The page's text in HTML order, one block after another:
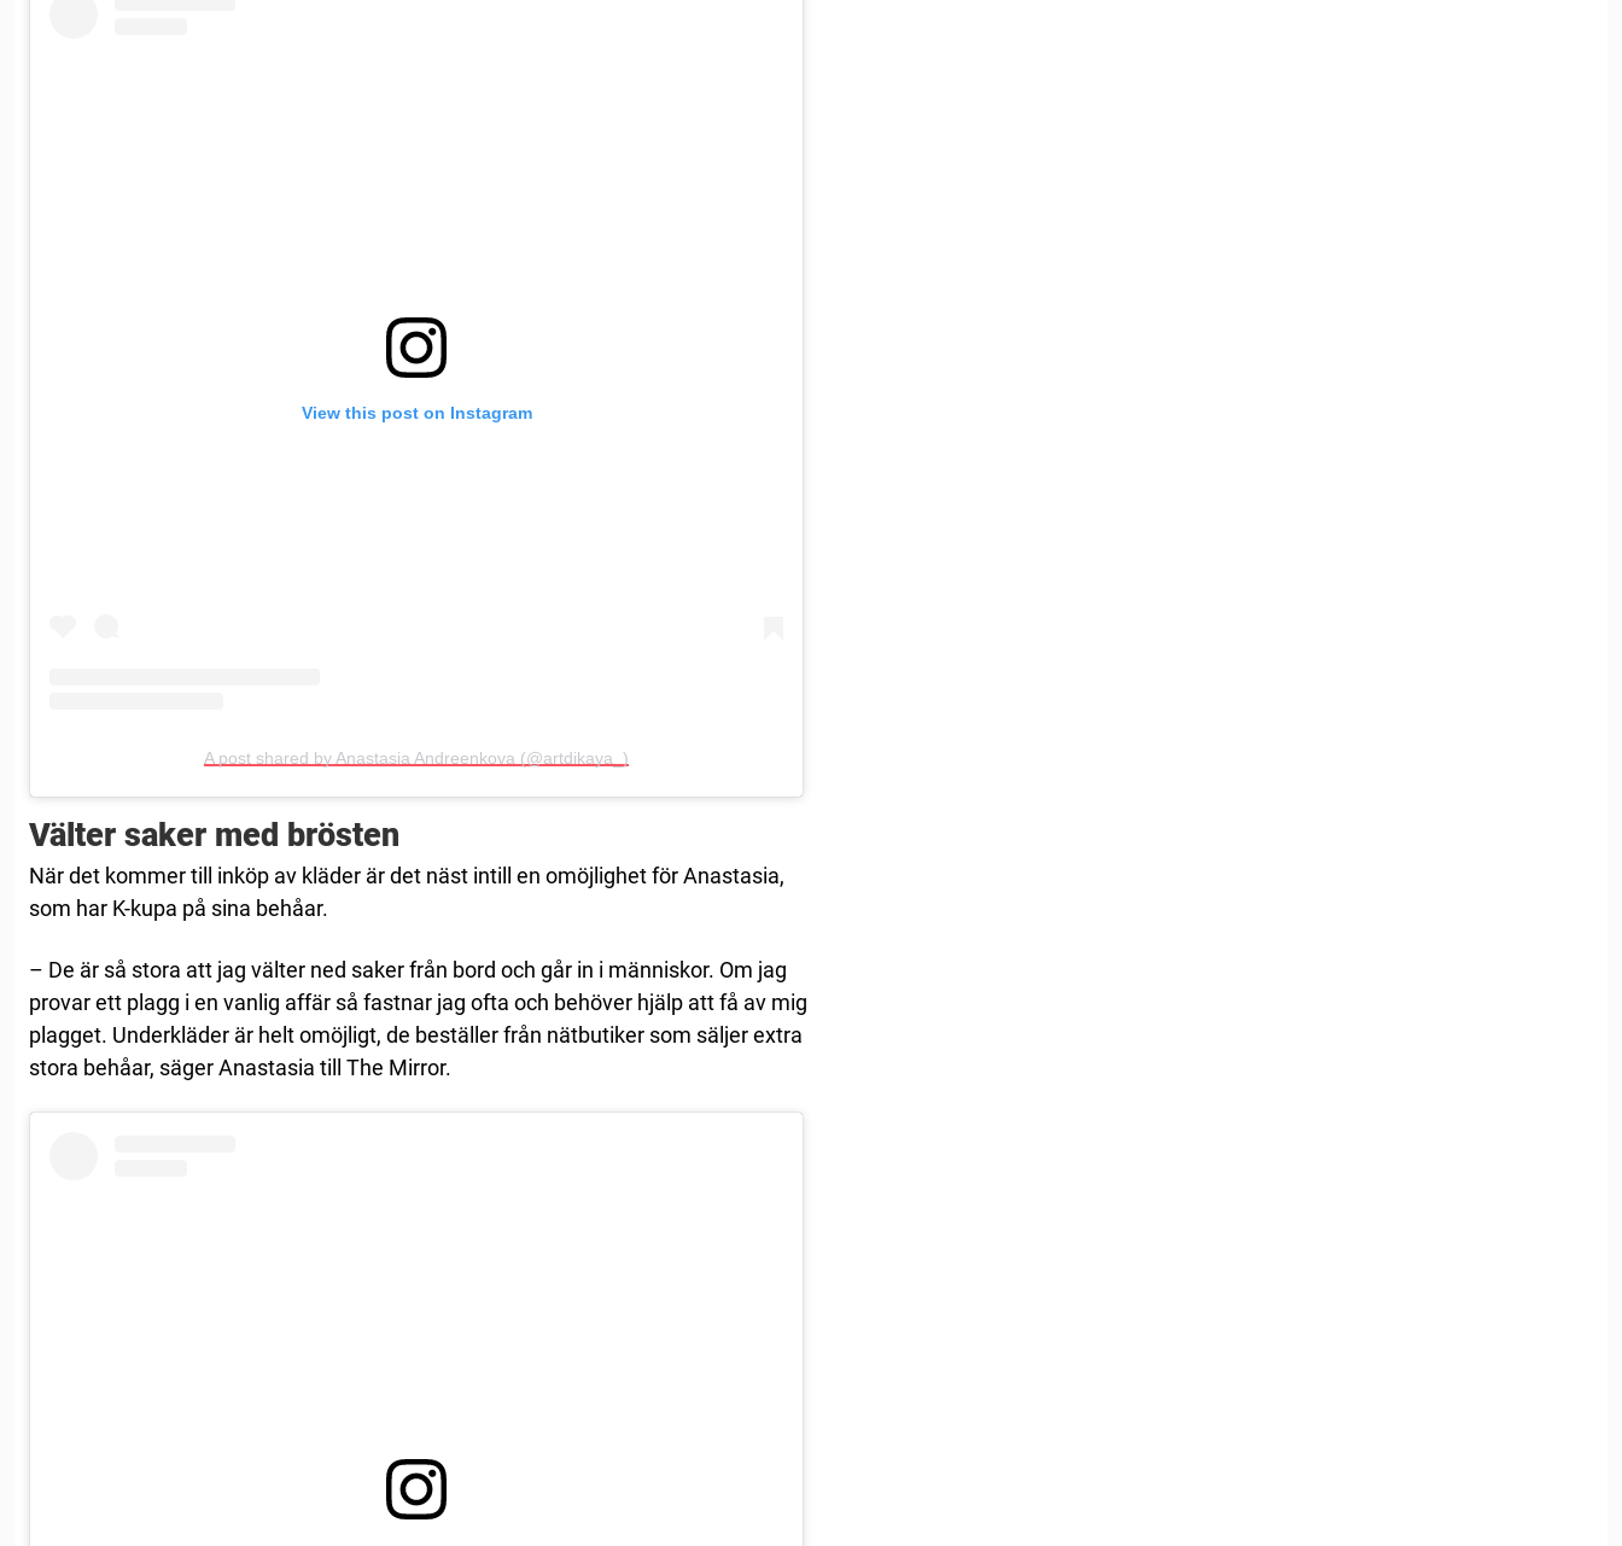
View this post on Instagram
A post shared by Anastasia Andreenkova (@artdikaya_)
Välter saker med brösten
När det kommer till inköp av kläder är det näst intill en omöjlighet för Anastasia,
som har K-kupa på sina behåar.
– De är så stora att jag välter ned saker från bord och går in i människor. Om jag
provar ett plagg i en vanlig affär så fastnar jag ofta och behöver hjälp att få av mig
plagget. Underkläder är helt omöjligt, de beställer från nätbutiker som säljer extra
stora behåar, säger Anastasia till The Mirror.